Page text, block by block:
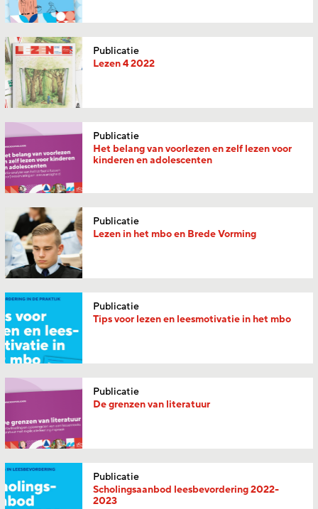
Publicatie
Lezen 4 2022
Publicatie
Het belang van voorlezen en zelf lezen voor
kinderen en adolescenten
Publicatie
Lezen in het mbo en Brede Vorming
Publicatie
Tips voor lezen en leesmotivatie in het mbo
Publicatie
De grenzen van literatuur
Publicatie
Scholingsaanbod leesbevordering 2022-
2023